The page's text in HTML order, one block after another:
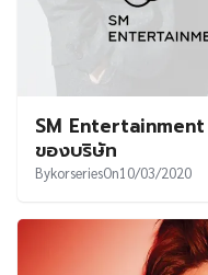
SM Entertainment
ของบริษัท
BykorseriesOn10/03/2020